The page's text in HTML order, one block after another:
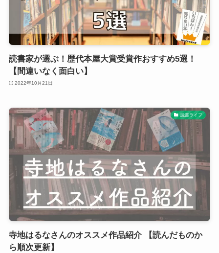
読書家が選ぶ！歴代本屋大賞受賞作おすすめ5選！
【間違いなく面白い】
2022年10月21日
読書ライフ
寺地はるなさんのオススメ作品紹介 【読んだものか
ら順次更新】